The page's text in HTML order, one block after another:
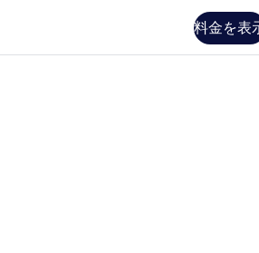
料金を表
パソコン用作業スペース、遮光カーテン、